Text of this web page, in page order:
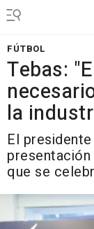
FÚTBOL
Tebas:
la
El
que se